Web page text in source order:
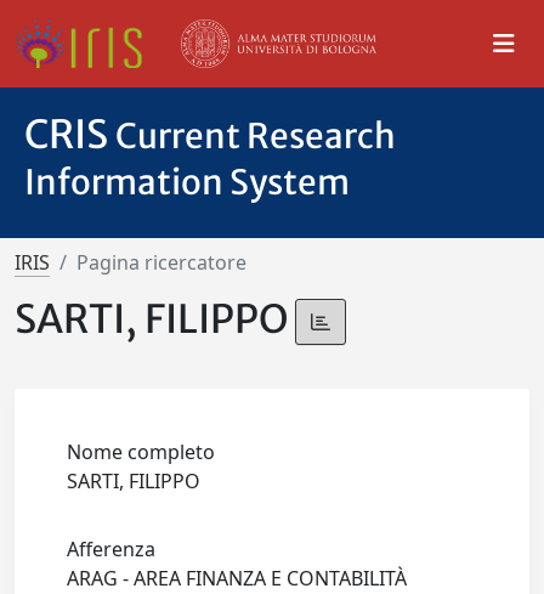
CRIS Current Research
Information System
IRIS Pagina ricercatore
SARTI, FILIPPO
Nome completo
SARTI, FILIPPO
Afferenza
ARAG - AREA FINANZA E CONTABILITÀ